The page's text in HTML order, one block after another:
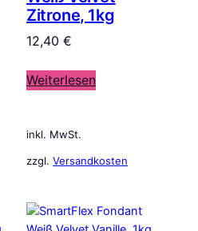
Zitrone, 1kg
12,40€
Weiterlesen
inkl. MwSt.
zzgl.Versandkosten